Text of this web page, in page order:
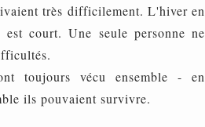
très difficilement. L'hiver en
court. Une seule personne ne
toujours vécu ensemble - en
ils pouvaient survivre.